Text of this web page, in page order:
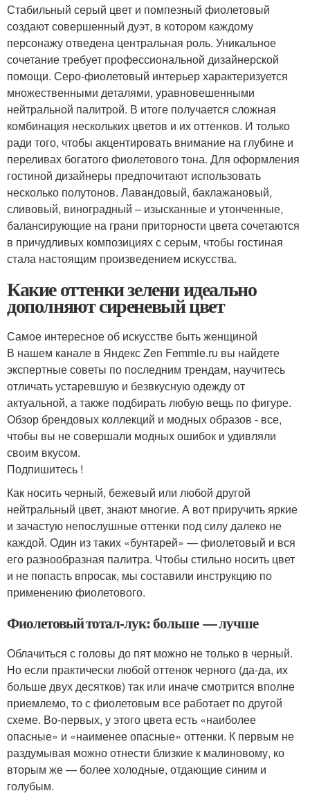
Стабильный серый цвет и помпезный фиолетовый
создают совершенный дуэт, в котором каждому
персонажу отведена центральная роль. Уникальное
сочетание требует профессиональной дизайнерской
помощи. Серо-фиолетовый интерьер характеризуется
множественными деталями, уравновешенными
нейтральной палитрой. В итоге получается сложная
комбинация нескольких цветов и их оттенков. И только
ради того, чтобы акцентировать внимание на глубине и
переливах богатого фиолетового тона. Для оформления
гостиной дизайнеры предпочитают использовать
несколько полутонов. Лавандовый, баклажановый,
сливовый, виноградный – изысканные и утонченные,
балансирующие на грани приторности цвета сочетаются
в причудливых композициях с серым, чтобы гостиная
стала настоящим произведением искусства.
Какие оттенки зелени идеально
дополняют сиреневый цвет
Самое интересное об искусстве быть женщиной
В нашем канале в Яндекс Zen Femmie.ru вы найдете
экспертные советы по последним трендам, научитесь
отличать устаревшую и безвкусную одежду от
актуальной, а также подбирать любую вещь по фигуре.
Обзор брендовых коллекций и модных образов - все,
чтобы вы не совершали модных ошибок и удивляли
своим вкусом.
Подпишитесь !
Как носить черный, бежевый или любой другой
нейтральный цвет, знают многие. А вот приручить яркие
и зачастую непослушные оттенки под силу далеко не
каждой. Один из таких «бунтарей» — фиолетовый и вся
его разнообразная палитра. Чтобы стильно носить цвет
и не попасть впросак, мы составили инструкцию по
применению фиолетового.
Фиолетовый тотал-лук: больше — лучше
Облачиться с головы до пят можно не только в черный.
Но если практически любой оттенок черного (да-да, их
больше двух десятков) так или иначе смотрится вполне
приемлемо, то с фиолетовым все работает по другой
схеме. Во-первых, у этого цвета есть «наиболее
опасные» и «наименее опасные» оттенки. К первым не
раздумывая можно отнести близкие к малиновому, ко
вторым же — более холодные, отдающие синим и
голубым.